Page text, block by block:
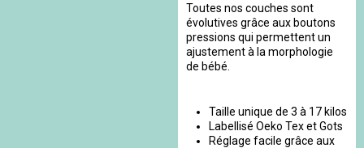
Toutes nos couches sont
évolutives grâce aux boutons
pressions qui permettent un
ajustement à la morphologie
de bébé.
Taille unique de 3 à 17 kilos
Labellisé Oeko Tex et Gots
Réglage facile grâce aux